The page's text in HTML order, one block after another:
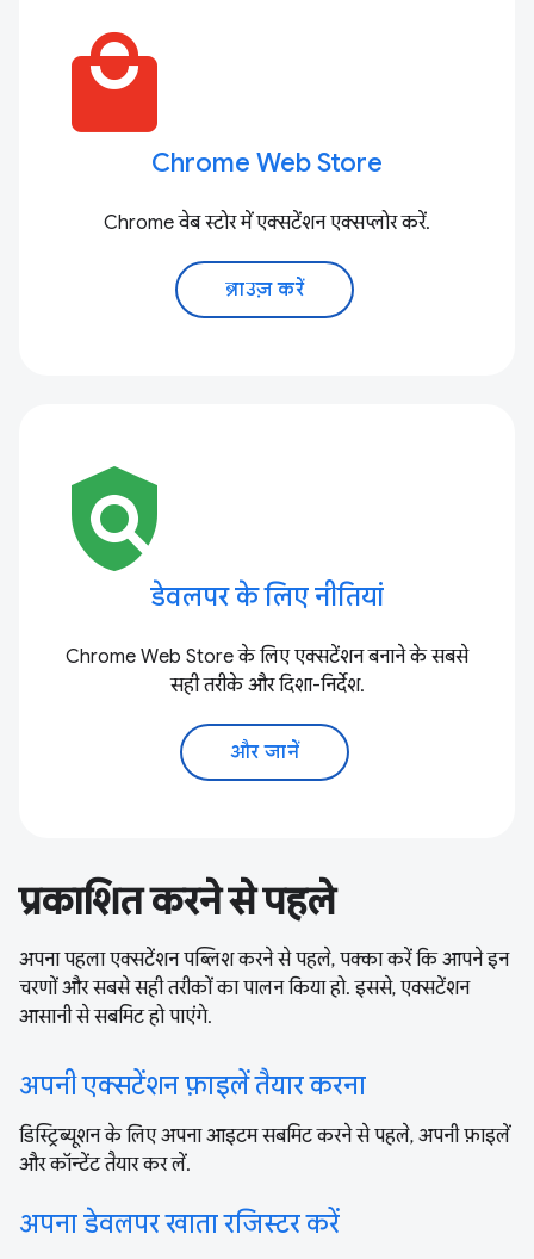
local_mall
Chrome Web Store
Chrome वेब स्टोर में एक्सटेंशन एक्सप्लोर करें.
ब्राउज़ करें
policy
डेवलपर के लिए नीतियां
Chrome Web Store के लिए एक्सटेंशन बनाने के सबसे
सही तरीके और दिशा-निर्देश.
और जानें
प्रकाशित करने से पहले
अपना पहला एक्सटेंशन पब्लिश करने से पहले, पक्का करें कि आपने इन
चरणों और सबसे सही तरीकों का पालन किया हो. इससे, एक्सटेंशन
आसानी से सबमिट हो पाएंगे.
अपनी एक्सटेंशन फ़ाइलें तैयार करना
डिस्ट्रिब्यूशन के लिए अपना आइटम सबमिट करने से पहले, अपनी फ़ाइलें
और कॉन्टेंट तैयार कर लें.
अपना डेवलपर खाता रजिस्टर करें